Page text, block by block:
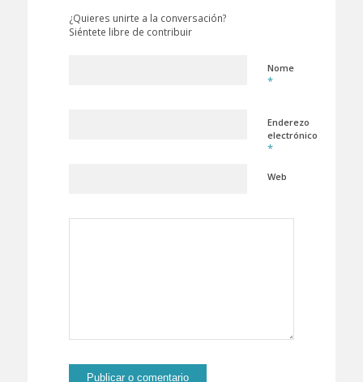
¿Quieres unirte a la conversación?
Siéntete libre de contribuir
Nome
*
Enderezo
electrónico
*
Web